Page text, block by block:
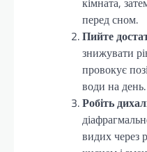
перед сном.
Пийте
знижувати
провокує
води на день.
Робіть
видих через